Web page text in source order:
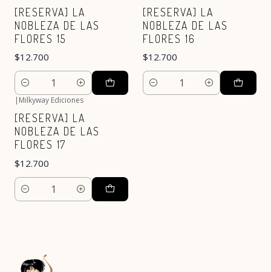
[RESERVA] LA
NOBLEZA DE LAS
FLORES 15
$12.700
Cantidad
[RESERVA] LA
NOBLEZA DE LAS
FLORES 16
$12.700
Cantidad
| Milkyway Ediciones
[RESERVA] LA
NOBLEZA DE LAS
FLORES 17
$12.700
Cantidad